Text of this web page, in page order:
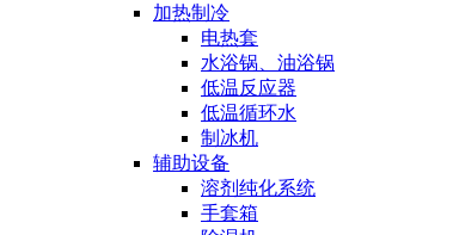
加热制冷
电热套
水浴锅、油浴锅
低温反应器
低温循环水
制冰机
辅助设备
溶剂纯化系统
手套箱